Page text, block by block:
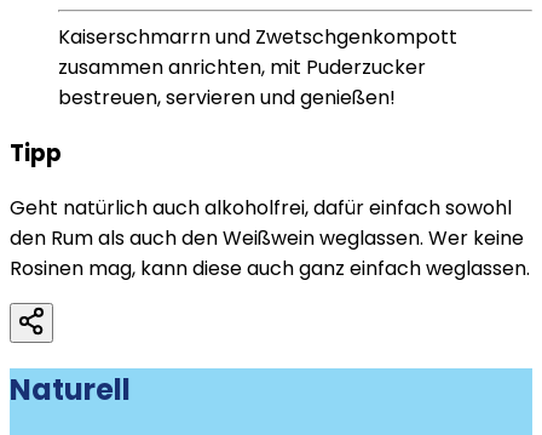
Kaiserschmarrn und Zwetschgenkompott
zusammen anrichten, mit Puderzucker
bestreuen, servieren und genießen!
Tipp
Geht natürlich auch alkoholfrei, dafür einfach sowohl
den Rum als auch den Weißwein weglassen. Wer keine
Rosinen mag, kann diese auch ganz einfach weglassen.
Naturell